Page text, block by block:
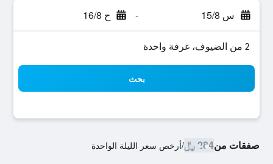
س 15/8 - ح 16/8
2 من الضيوف، غرفة واحدة
بحث
صفقات من284 ﷼ /أرخص سعر الليلة الواحدة